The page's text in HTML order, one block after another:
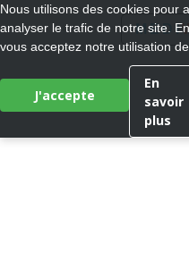
MEDI
Nous utilisons des cookies pour
analyser le trafic de notre site.
vous acceptez notre utilisation
J'accepte
En
savoir
plus